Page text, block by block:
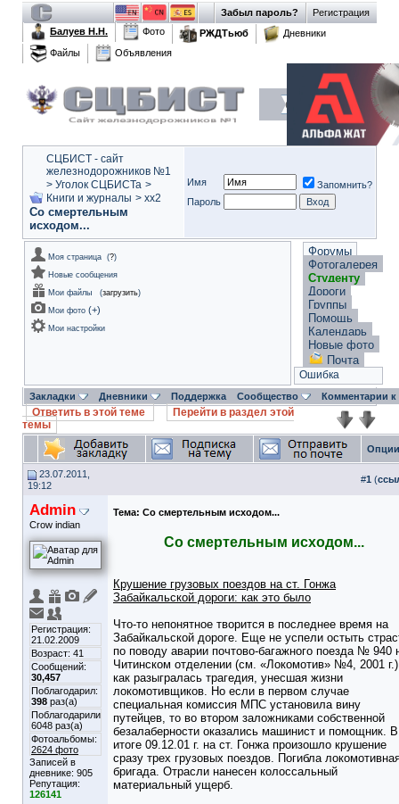
Регистрация
Забыл пароль?
Балуев Н.Н.
Фото РЖДТьюб
Дневники
Файлы
Объявления
СЦБИСТ - сайт
железнодорожников №1
> Уголок СЦБИСТа >
Книги и журналы > xx2
Со смертельным
исходом...
Имя
Запомнить?
Пароль
Моя страница (?)
Новые сообщения
Мои файлы
(загрузить)
Мои фото (+)
Мои настройки
Форумы
Фотогалерея
Студенту
Дороги
Группы
Помощь
Календарь
Новые фото
Почта
Ошибка
Закладки Дневники Поддержка Сообщество Комментарии
Ответить в этой теме
Перейти в раздел этой
темы
23.07.2011,
19:12
#1 (
Admin
Crow indian
Регистрация:
21.02.2009
Возраст: 41
Сообщений:
30,457
Поблагодарил:
398 раз(а)
Поблагодарили
6048 раз(а)
Фотоальбомы:
2624 фото
Записей в
дневнике: 905
Репутация:
126141
Тема: Со смертельным исходом...
Со смертельным исходом...
Крушение грузовых поездов на ст. Гонжа
Забайкальской дороги: как это было
Что-то непонятное творится в последнее время на
Забайкальской дороге. Еще не успели остыть
по поводу аварии почтово-багажного поезда № 940
Читинском отделении (см. «Локомотив» №4, 2001
как разыгралась трагедия, унесшая жизни
локомотивщиков. Но если в первом случае
специальная комиссия МПС установила вину
путейцев, то во втором заложниками собственной
безалаберности оказались машинист и помощник. В
итоге 09.12.01 г. на ст. Гонжа произошло крушение
сразу трех грузовых поездов. Погибла
бригада. Отрасли нанесен колоссальный
материальный ущерб.